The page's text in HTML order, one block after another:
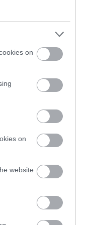
on
on
website
μέσα σε μαγευτικό
δάσος
06.08.2026 | 15:45
Ποιοι πληρώνονται
έως και αύριο
Συναγερμός στη
έπεσε από την
Υψηλή Γέφυρα